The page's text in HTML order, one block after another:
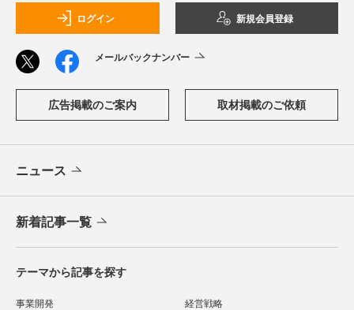
ログイン 新規会員登録
メールバックナンバー
広告掲載のご案内 取材掲載のご依頼
ニュース
新着記事一覧
テーマから記事を探す
事業開発 経営戦略